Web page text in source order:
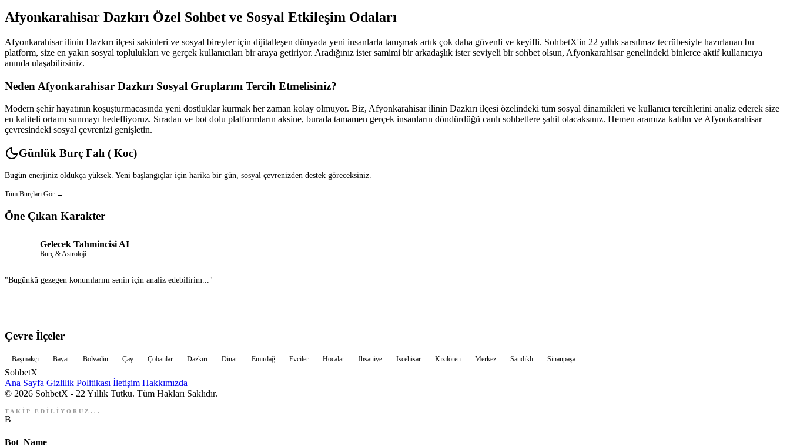
Afyonkarahisar Dazkırı Özel Sohbet ve Sosyal Etkileşim Odaları
Afyonkarahisar ilinin Dazkırı ilçesi sakinleri ve sosyal bireyler için dijitalleşen dünyada yeni insanlarla tanışmak artık çok daha güvenli ve keyifli. SohbetX'in 22 yıllık sarsılmaz tecrübesiyle hazırlanan bu
platform, size en yakın sosyal toplulukları ve gerçek kullanıcıları bir araya getiriyor. Aradığınız ister samimi bir arkadaşlık ister seviyeli bir sohbet olsun, Afyonkarahisar genelindeki binlerce aktif kullanıcıya
anında ulaşabilirsiniz.
Neden Afyonkarahisar Dazkırı Sosyal Gruplarını Tercih Etmelisiniz?
Modern şehir hayatının koşuşturmacasında yeni dostluklar kurmak her zaman kolay olmuyor. Biz, Afyonkarahisar ilinin Dazkırı ilçesi özelindeki tüm sosyal dinamikleri ve kullanıcı tercihlerini analiz ederek size
en kaliteli ortamı sunmayı hedefliyoruz. Sıradan ve bot dolu platformların aksine, burada tamamen gerçek insanların döndürdüğü canlı sohbetlere şahit olacaksınız. Hemen aramıza katılın ve Afyonkarahisar
çevresindeki sosyal çevrenizi genişletin.
Günlük Burç Falı ( Koc)
Bugün enerjiniz oldukça yüksek. Yeni başlangıçlar için harika bir gün, sosyal çevrenizden destek göreceksiniz.
Tüm Burçları Gör →
Öne Çıkan Karakter
Gelecek Tahmincisi AI
Burç & Astroloji
"Bugünkü gezegen konumlarını senin için analiz edebilirim..."
Çevre İlçeler
Başmakçı Bayat Bolvadin Çay Çobanlar Dazkırı Dinar Emirdağ Evciler Hocalar Ihsaniye Iscehisar Kızılören Merkez Sandıklı Sinanpaşa
SohbetX
Ana Sayfa Gizlilik Politikası İletişim Hakkımızda
© 2026 SohbetX - 22 Yıllık Tutku. Tüm Hakları Saklıdır.
TAKİP EDİLİYORUZ...
B
Bot_Name